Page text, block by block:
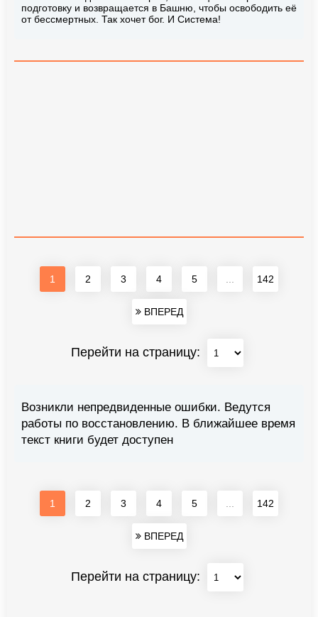
подготовку и возвращается в Башню, чтобы освободить её
от бессмертных. Так хочет бог. И Система!
1 2 3 4 5 142
ВПЕРЕД
Перейти на страницу:
Возникли непредвиденные ошибки. Ведутся
работы по восстановлению. В ближайшее время
текст книги будет доступен
1 2 3 4 5 142
ВПЕРЕД
Перейти на страницу: